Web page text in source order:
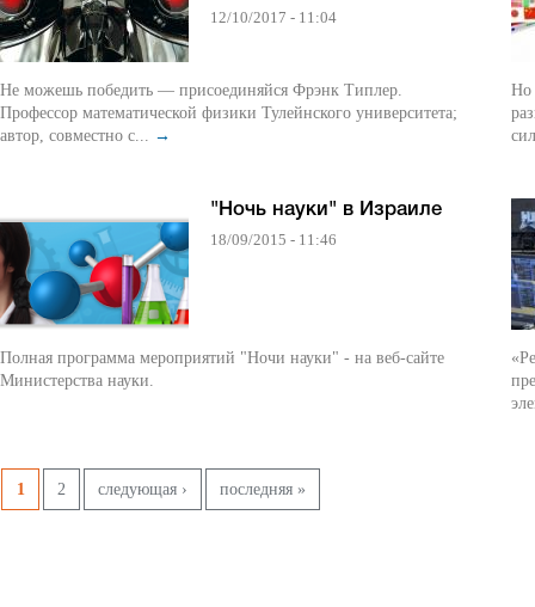
12/10/2017 - 11:04
Не можешь победить — присоединяйся Фрэнк Типлер.
Профессор математической физики Тулейнского университета;
автор, совместно с... →
"Ночь науки" в Израиле
18/09/2015 - 11:46
Полная программа мероприятий "Ночи науки" - на веб-сайте
Министерства науки.
Но
Pages
1 2 следующая › последняя »